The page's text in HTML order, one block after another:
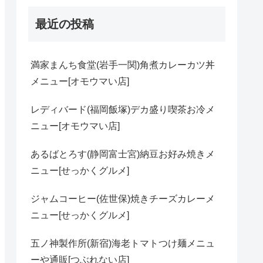
最近の投稿
満家まんち食堂(岩手一関)角煮カレーカツ丼
メニュー[オモウマい店]
レディバード(福岡飯塚)デカ盛り喫茶お冷メ
ニュー[オモウマい店]
あるばとろす(静岡富士宮)納豆お好み焼きメ
ニュー[せっかくグルメ]
ジャムコーヒー(佐世保)焼きチーズカレーメ
ニュー[せっかくグルメ]
五ノ神製作所(新宿)海老トマトつけ麺メニュ
ーや通販[つぶれない店]